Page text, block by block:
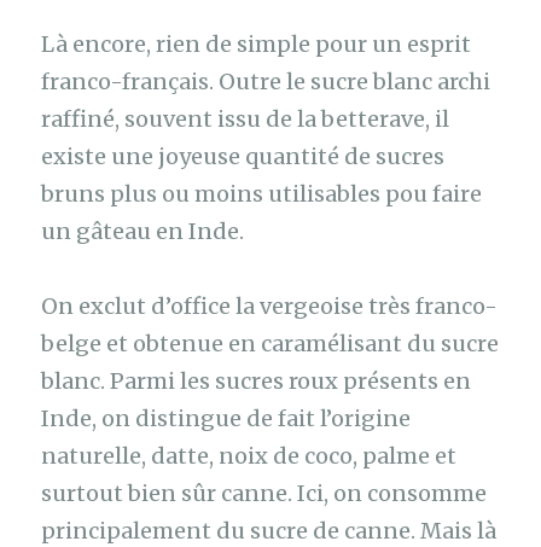
Là encore, rien de simple pour un esprit
franco-français. Outre le sucre blanc archi
raffiné, souvent issu de la betterave, il
existe une joyeuse quantité de sucres
bruns plus ou moins utilisables pou faire
un gâteau en Inde.
On exclut d’office la vergeoise très franco-
belge et obtenue en caramélisant du sucre
blanc. Parmi les sucres roux présents en
Inde, on distingue de fait l’origine
naturelle, datte, noix de coco, palme et
surtout bien sûr canne. Ici, on consomme
principalement du sucre de canne. Mais là